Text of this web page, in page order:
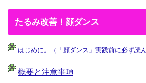
たるみ改善！顔ダンス
はじめに。（「顔ダンス」実践前に必ず読
概要と注意事項